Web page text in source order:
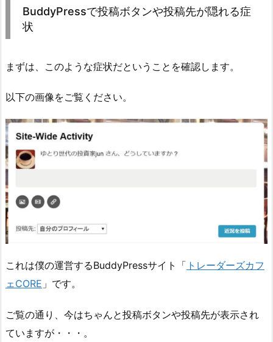
BuddyPressで投稿ボタンや投稿先が隠れる症
状
まずは、このような症状だということを確認します。
以下の画像をご覧ください。
これは僕の運営するBuddyPressサイト「 トレーダーズカフ
ェCORE 」です。
ご覧の通り、今はちゃんと投稿ボタンや投稿先が表示され
ていますが・・・。